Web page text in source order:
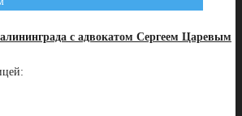
с адвокатом Сергеем Царевым